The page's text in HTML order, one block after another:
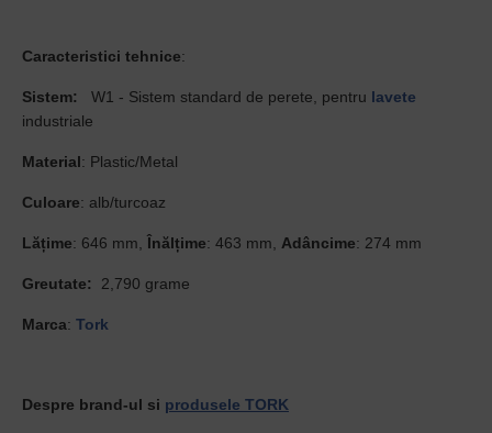
Caracteristici tehnice:
Sistem: W1 - Sistem standard de perete, pentru lavete
industriale
Material: Plastic/Metal
Culoare: alb/turcoaz
Lățime: 646 mm, Înălțime: 463 mm, Adâncime: 274 mm
Greutate: 2,790 grame
Marca: Tork
Despre brand-ul si produsele TORK